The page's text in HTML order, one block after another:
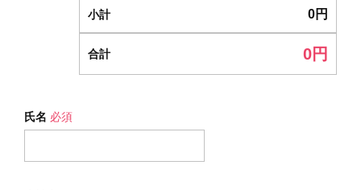
小計 0円
合計 0円
氏名 必須